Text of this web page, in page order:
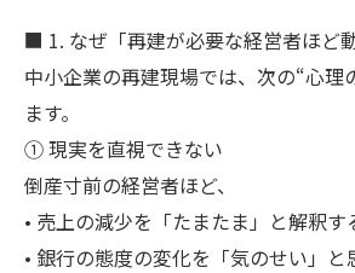
■ 1. なぜ「再建が必要な経営者ほど
中小企業の再建現場では、次の“心理
ます。
① 現実を直視できない
倒産寸前の経営者ほど、
• 売上の減少を「たまたま」と解釈す
• 銀行の態度の変化を「気のせい」と